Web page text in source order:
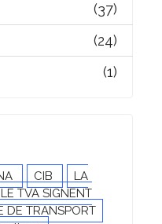
(37)
(24)
(1)
CIB
LA
TVA SIGNENT
DE TRANSPORT